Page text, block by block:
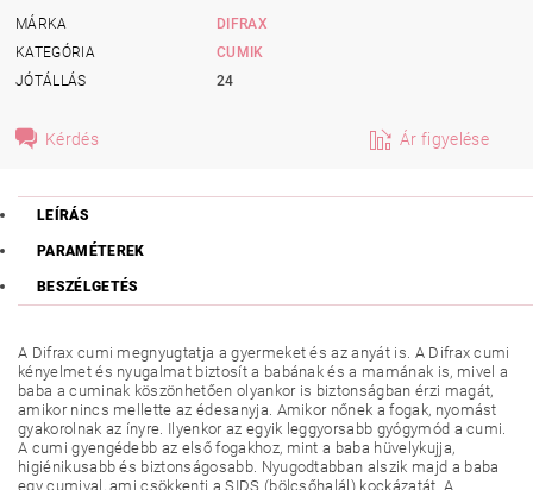
MÁRKA
DIFRAX
KATEGÓRIA
CUMIK
JÓTÁLLÁS
24
Kérdés Ár figyelése
LEÍRÁS
PARAMÉTEREK
BESZÉLGETÉS
A Difrax cumi megnyugtatja a gyermeket és az anyát is. A Difrax cumi
kényelmet és nyugalmat biztosít a babának és a mamának is, mivel a
baba a cuminak köszönhetően olyankor is biztonságban érzi magát,
amikor nincs mellette az édesanyja. Amikor nőnek a fogak, nyomást
gyakorolnak az ínyre. Ilyenkor az egyik leggyorsabb gyógymód a cumi.
A cumi gyengédebb az első fogakhoz, mint a baba hüvelykujja,
higiénikusabb és biztonságosabb. Nyugodtabban alszik majd a baba
egy cumival, ami csökkenti a SIDS (bölcsőhalál) kockázatát. A